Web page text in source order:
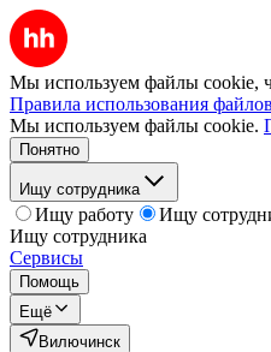
Мы используем файлы cookie,
Правила использования
Мы используем файлы cookie.
Понятно
Ищу сотрудника
Ищу работу
Ищу
Ищу сотрудника
Сервисы
Помощь
Ещё
Вилючинск